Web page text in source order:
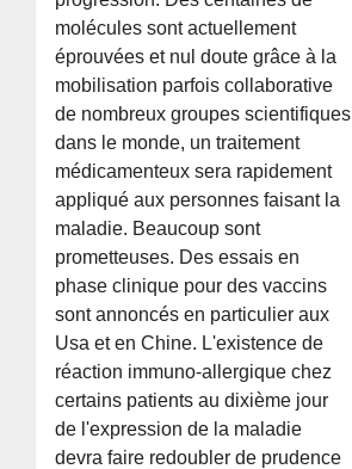
molécules sont actuellement
éprouvées et nul doute grâce à la
mobilisation parfois collaborative
de nombreux groupes scientifiques
dans le monde, un traitement
médicamenteux sera rapidement
appliqué aux personnes faisant la
maladie. Beaucoup sont
prometteuses. Des essais en
phase clinique pour des vaccins
sont annoncés en particulier aux
Usa et en Chine. L'existence de
réaction immuno-allergique chez
certains patients au dixième jour
de l'expression de la maladie
devra faire redoubler de prudence